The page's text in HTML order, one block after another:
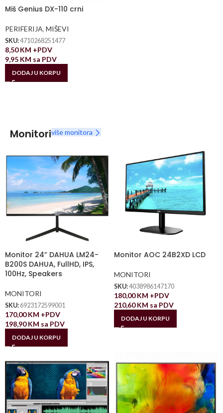
Miš Genius DX-110 crni
PERIFERIJA, MIŠEVI
SKU:4710268251477
8,50KM +PDV
9,95 KM sa PDV
DODAJ U KORPU
Monitoriviše monitora
Monitor 24” DAHUA LM24-
B200S DAHUA, FullHD, IPS,
100Hz, Speakers
MONITORI
SKU: 6923172599001
170,00KM +PDV
198,90KM sa PDV
DODAJ U KORPU
Monitor AOC 24B2XD LCD
MONITORI
SKU:4038986147170
180,00KM +PDV
210,60KM sa PDV
DODAJ U KORPU